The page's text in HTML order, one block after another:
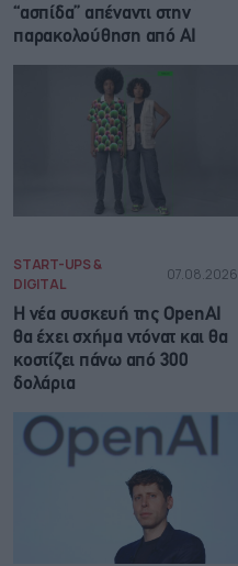
“ασπίδα” απέναντι στην
παρακολούθηση από AI
START-UPS &
DIGITAL
07.08.2026
Η νέα συσκευή της OpenAI
θα έχει σχήμα ντόνατ και θα
κοστίζει πάνω από 300
δολάρια